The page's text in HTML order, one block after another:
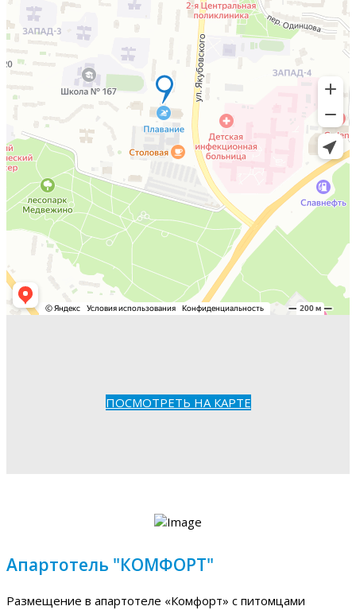
ПОСМОТРЕТЬ НА КАРТЕ
Апартотель "КОМФОРТ"
Размещение в апартотеле «Комфорт» с питомцами